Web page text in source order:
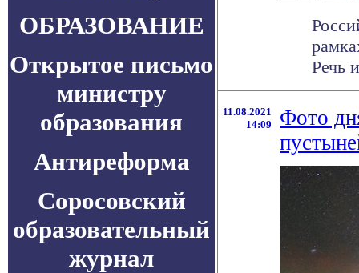
ОБРАЗОВАНИЕ
Открытое письмо
министру
образования
Антиреформа
Соросовский
образовательный
журнал
Речь
11.08.2021
14:09
Фото